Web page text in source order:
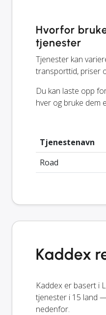
Hvorfor
tjenester
Tjenester kan
transporttid, priser
Du kan laste opp
hver og bruke dem
Tjenestenavn
Road
Kaddex
Kaddex er basert i
tjenester i 15 land
nedenfor.